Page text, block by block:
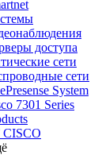
доступа
сети
сети
System
7301 Series
CISCO